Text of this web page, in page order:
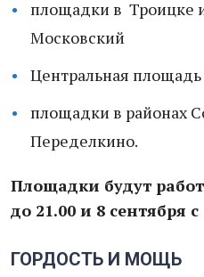
площадки в Троицке
Московский
Центральная площадь
площадки в районах
Переделкино.
Площадки будут
до 21.00 и 8 сентября с
ГОРДОСТЬ И МОЩЬ